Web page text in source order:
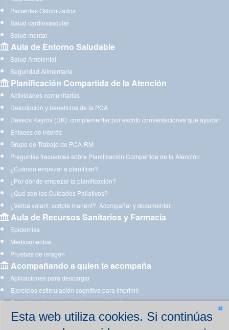
Esta web utiliza cookies. Si continúas
Pacientes Ostomizados
Salud cardiovascular
Salud mental
Aula de Entorno Saludable
Salud Ambiental
Seguridad Alimentaria
Planificación Compartida de la Atención
Actividades comunitarias
Descripción y beneficios de la PCA
Deseos Kayrós (DK): complementar por escrito conversaciones que ayudan
Enlaces de interés
Grupo de Trabajo de PCA-RM
Preguntas frecuentes sobre Planificación Compartida de la Atención
¿Cuándo empezar a planificar?
¿Por dónde empezar la planificación?
¿Qué son los Cuidados Paliativos?
¿Verba volant, scripta manent?. Acompañar y documentar.
Aula de Recursos Sanitarios y Farmacia
Epidemias
Medicamentos
Pruebas de imagen
Acompañando a quien te acompaña
Aplicaciones para descargar
Ejercicios estimulación cognitiva para imprimir
Ejercicios y juegos de estimulación on line